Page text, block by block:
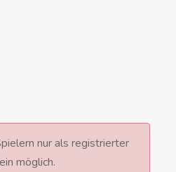
nur als registrierter
möglich.